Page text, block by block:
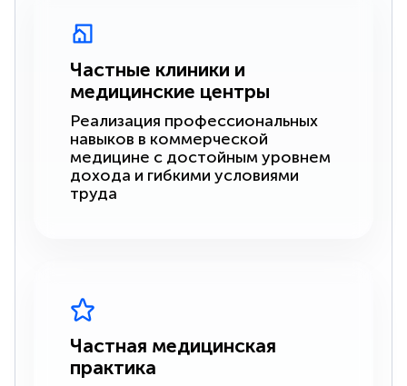
Частные клиники и
медицинские центры
Реализация профессиональных
навыков в коммерческой
медицине с достойным уровнем
дохода и гибкими условиями
труда
Частная медицинская
практика